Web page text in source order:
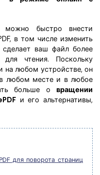
умнее, быстрее,
новый
Новый
быстро внести
в том числе изменить
ваш файл более
чтения. Поскольку
на любом устройстве, он
в любом месте и в любое
больше о вращении
и его альтернативы,
для поворота страниц